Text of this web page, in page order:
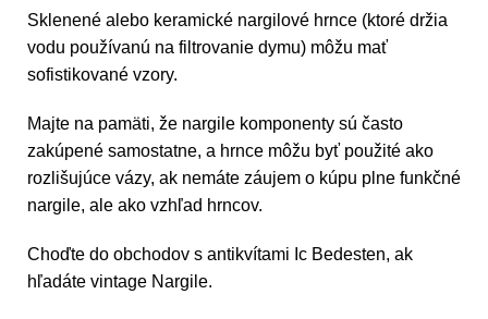
Sklenené alebo keramické nargilové hrnce (ktoré držia
vodu používanú na filtrovanie dymu) môžu mať
sofistikované vzory.
Majte na pamäti, že nargile komponenty sú často
zakúpené samostatne, a hrnce môžu byť použité ako
rozlišujúce vázy, ak nemáte záujem o kúpu plne funkčné
nargile, ale ako vzhľad hrncov.
Choďte do obchodov s antikvítami Ic Bedesten, ak
hľadáte vintage Nargile.